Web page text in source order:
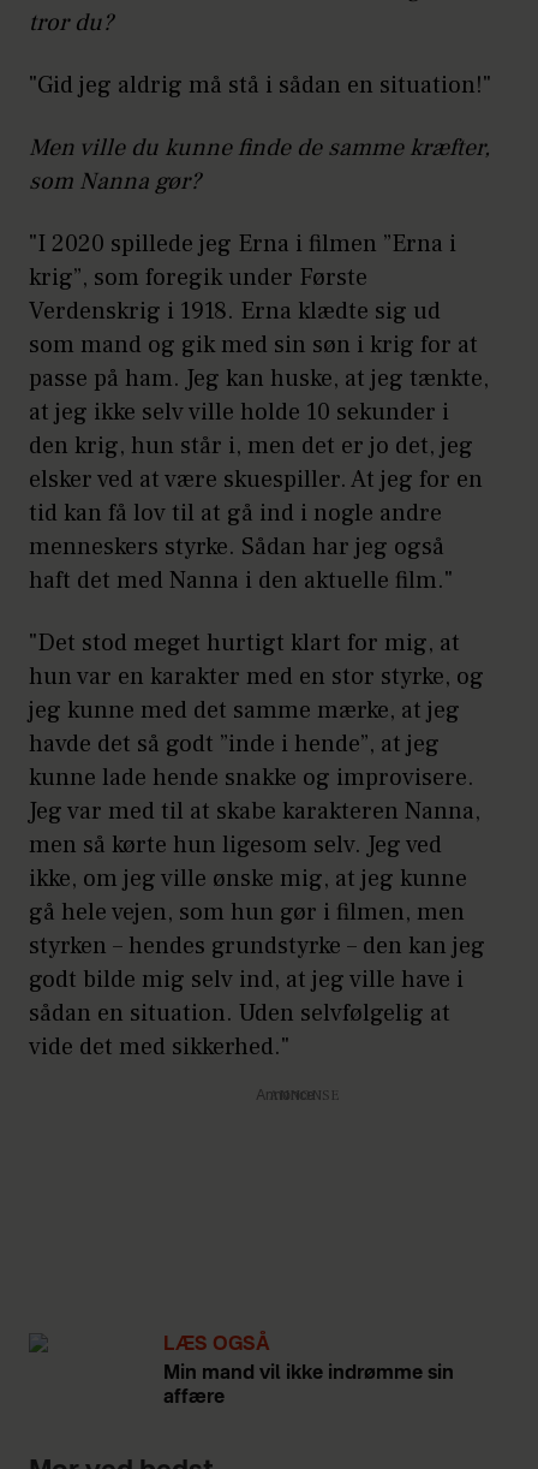
tror du?
"Gid jeg aldrig må stå i sådan en situation!"
Men ville du kunne finde de samme kræfter,
som Nanna gør?
"I 2020 spillede jeg Erna i filmen ”Erna i
krig”, som foregik under Første
Verdenskrig i 1918. Erna klædte sig ud
som mand og gik med sin søn i krig for at
passe på ham. Jeg kan huske, at jeg tænkte,
at jeg ikke selv ville holde 10 sekunder i
den krig, hun står i, men det er jo det, jeg
elsker ved at være skuespiller. At jeg for en
tid kan få lov til at gå ind i nogle andre
menneskers styrke. Sådan har jeg også
haft det med Nanna i den aktuelle film."
"Det stod meget hurtigt klart for mig, at
hun var en karakter med en stor styrke, og
jeg kunne med det samme mærke, at jeg
havde det så godt ”inde i hende”, at jeg
kunne lade hende snakke og improvisere.
Jeg var med til at skabe karakteren Nanna,
men så kørte hun ligesom selv. Jeg ved
ikke, om jeg ville ønske mig, at jeg kunne
gå hele vejen, som hun gør i filmen, men
styrken – hendes grundstyrke – den kan jeg
godt bilde mig selv ind, at jeg ville have i
sådan en situation. Uden selvfølgelig at
vide det med sikkerhed."
Annonce
LÆS OGSÅ
Min mand vil ikke indrømme sin
affære